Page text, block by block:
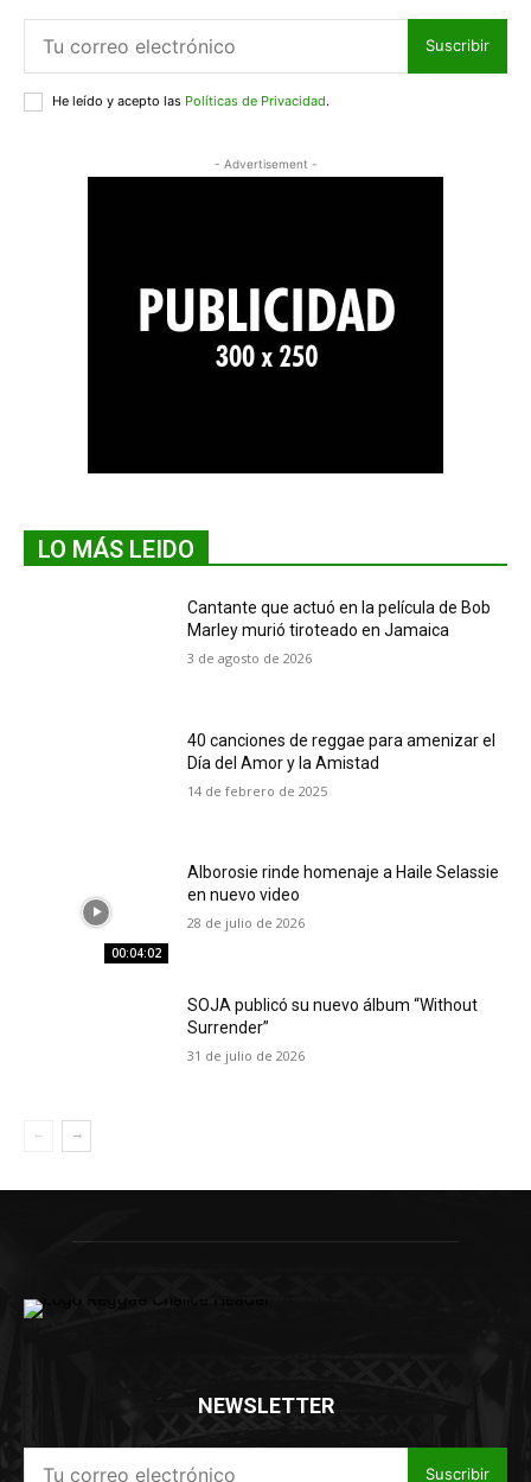
Suscribir
He leído y acepto las Políticas de Privacidad.
- Advertisement -
LO MÁS LEIDO
Cantante que actuó en la película de Bob
Marley murió tiroteado en Jamaica
3 de agosto de 2026
40 canciones de reggae para amenizar el
Día del Amor y la Amistad
14 de febrero de 2025
00:04:02
Alborosie rinde homenaje a Haile Selassie
en nuevo video
28 de julio de 2026
SOJA publicó su nuevo álbum “Without
Surrender”
31 de julio de 2026
NEWSLETTER
Suscribir